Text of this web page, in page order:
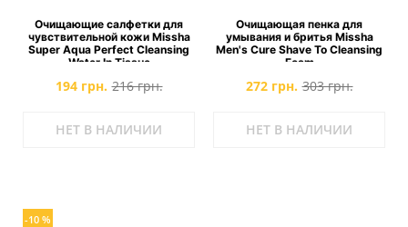
Очищающие салфетки для
чувствительной кожи Missha
Super Aqua Perfect Cleansing
Water In Tissue
194 грн. 216 грн.
НЕТ В НАЛИЧИИ
Очищающая пенка для
умывания и бритья Missha
Men's Cure Shave To Cleansing
Foam
272 грн. 303 грн.
НЕТ В НАЛИЧИИ
-10 %